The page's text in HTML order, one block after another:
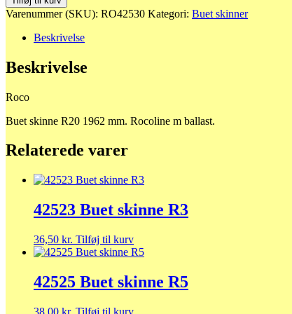
skinne
R20
1962
antal
Varenummer (SKU): RO42530 Kategori: Buet skinner
Beskrivelse
Beskrivelse
Roco
Buet skinne R20 1962 mm. Rocoline m ballast.
Relaterede varer
42523 Buet skinne R3
36,50 kr. Tilføj til kurv
42525 Buet skinne R5
38,00 kr. Tilføj til kurv